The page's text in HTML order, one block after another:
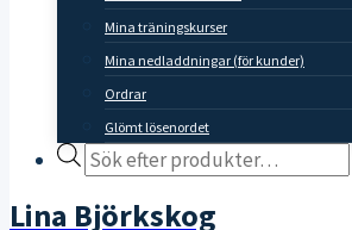
Mina träningskurser
Mina nedladdningar (för kunder)
Ordrar
Glömt lösenordet
Products
Lina Björkskog